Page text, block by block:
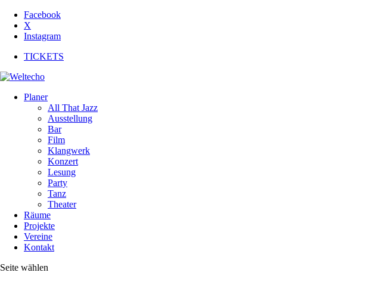
Facebook
X
Instagram
TICKETS
Planer
All That Jazz
Ausstellung
Bar
Film
Klangwerk
Konzert
Lesung
Party
Tanz
Theater
Räume
Projekte
Vereine
Kontakt
Seite wählen